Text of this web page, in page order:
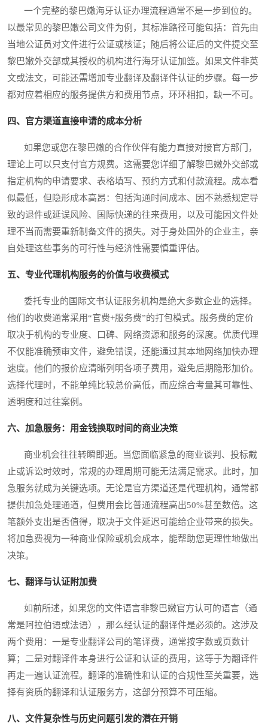
一个完整的黎巴嫩海牙认证办理流程通常不是一步到位的。
以最常见的黎巴嫩公司文件为例，其标准路径可能包括：首先由
当地公证员对文件进行公证或核证；随后将公证后的文件提交至
黎巴嫩外交部或其授权的机构进行海牙认证加签。如果文件非英
文或法文，可能还需增加专业翻译及翻译件认证的步骤。每一步
都对应着相应的服务提供方和费用节点，环环相扣，缺一不可。
四、官方渠道直接申请的成本分析
如果您或您在黎巴嫩的合作伙伴有能力直接对接官方部门，
理论上可以只支付官方规费。这需要您详细了解黎巴嫩外交部或
指定机构的申请要求、表格填写、预约方式和付款流程。成本看
似最低，但隐形成本高昂：包括沟通时间成本、因不熟悉规定导
致的退件或延误风险、国际快递的往来费用，以及可能因文件处
理不当而需要重新制备文件的损失。对于身处国外的企业主，亲
自处理这些事务的可行性与经济性需要慎重评估。
五、专业代理机构服务的价值与收费模式
委托专业的国际文书认证服务机构是绝大多数企业的选择。
他们的收费通常采用“官费+服务费”的打包模式。服务费的定价
取决于机构的专业度、口碑、网络资源和服务的深度。优质代理
不仅能准确预审文件，避免错误，还能通过其本地网络加快办理
速度。他们的报价应清晰列明各项子费用，避免后期隐形加价。
选择代理时，不能单纯比较总价高低，而应综合考量其可靠性、
透明度和过往案例。
六、加急服务：用金钱换取时间的商业决策
商业机会往往转瞬即逝。当您面临紧急的商业谈判、投标截
止或诉讼时效时，常规的办理周期可能无法满足需求。此时，加
急服务就成为关键选项。无论是官方渠道还是代理机构，通常都
提供加急处理通道，但费用会比普通流程高出50%甚至数倍。这
笔额外支出是否值得，取决于文件延迟可能给企业带来的损失。
将加急费视为一种商业保险或机会成本，能帮助您更理性地做出
决策。
七、翻译与认证附加费
如前所述，如果您的文件语言非黎巴嫩官方认可的语言（通
常是阿拉伯语或法语），那么经认证的翻译件是必须的。这涉及
两个费用：一是专业翻译公司的笔译费，通常按字数或页数计
算；二是对翻译件本身进行公证和认证的费用，这等于为翻译件
再走一遍认证流程。翻译的准确性和认证的合规性至关重要，选
择有资质的翻译和认证服务方，这部分预算不可压缩。
八、文件复杂性与历史问题引发的潜在开销